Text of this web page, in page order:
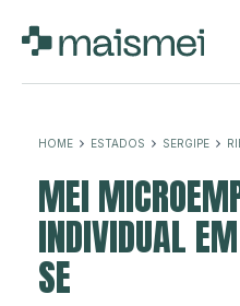
HOME ESTADOS SERGIPE
MEI
INDIVIDUAL
SE